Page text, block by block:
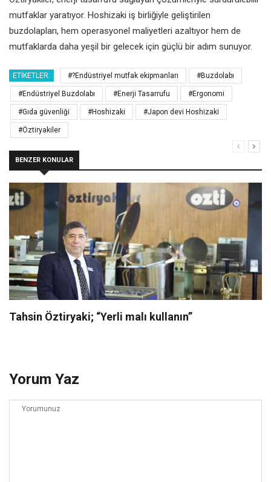
mutfaklar yaratıyor. Hoshizaki iş birliğiyle geliştirilen
buzdolapları, hem operasyonel maliyetleri azaltıyor hem de
mutfaklarda daha yeşil bir gelecek için güçlü bir adım sunuyor.
ETIKETLER: #?Endüstriyel mutfak ekipmanları #Buzdolabı
#Endüstriyel Buzdolabı #Enerji Tasarrufu #Ergonomi
#Gıda güvenliği #Hoshizaki #Japon devi Hoshizaki
#Öztiryakiler
BENZER KONULAR
Tahsin Öztiryaki; “Yerli malı kullanın”
Yorum Yaz